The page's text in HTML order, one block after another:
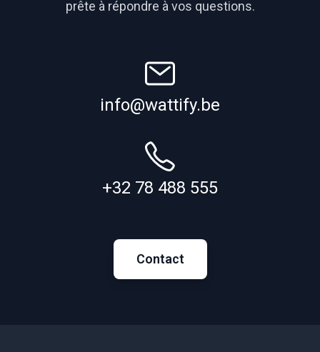
prête à répondre à vos questions.
info@wattify.be
+32 78 488 555
Contact